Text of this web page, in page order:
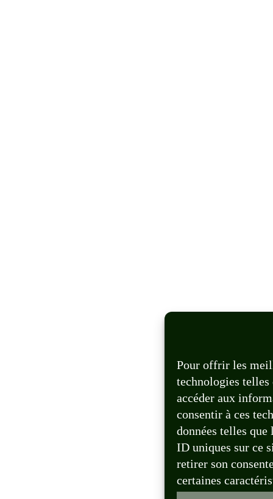
Pour offrir les
technologies telles
accéder aux
consentir à ces
données telles
ID uniques sur ce
retirer son
certaines